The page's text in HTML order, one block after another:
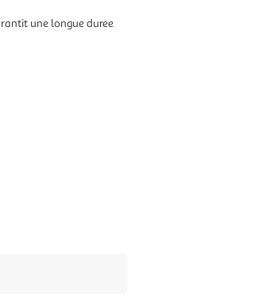
une longue duree